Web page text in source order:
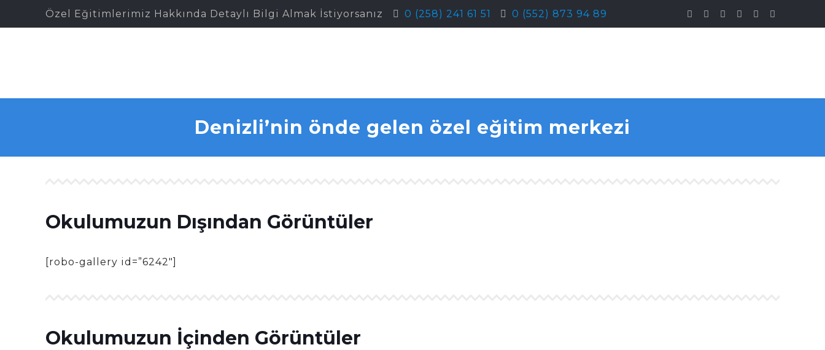
Özel Eğitimlerimiz Hakkında Detaylı Bilgi Almak İstiyorsanız 0 (258) 241 61 51 0 (552) 873 94 89
Denizli’nin önde gelen özel eğitim merkezi
Okulumuzun Dışından Görüntüler
[robo-gallery id=”6242″]
Okulumuzun İçinden Görüntüler